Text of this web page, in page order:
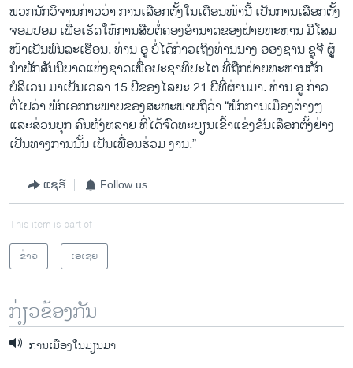
ພວກນັກວິຈານກ່າວວ່າ ການເລືອກຕັ້ງໃນເດືອນໜ້ານີ້ ເປັນການເລືອກຕັ້ງ
ຈອມ​ປອມ ເພື່ອ​ເຮັດ​ໃຫ້ການສືບຕໍ່ຄອງ​ອໍານາດ​ຂອງ​ຝ່າຍທະຫານ ມີໂສມ​
ໜ້າ​ເປັນ​ພົນລະ​ເຮືອນ. ທ່ານ ອູ ບໍ່ໄດ້ກ່າວເຖິງທ່ານນາງ ອອງຊານ ຊູຈີ ຜູູ້
ນໍາພັກສັນນິບາດ​ແຫ່ງ​ຊາດເພື່ອປະຊາທິປະໄຕ ທີ່ຖືກຝ່າຍທະຫານກັກ
ບໍລິເວນ ມາເປັນເວລາ 15 ປີຂອງ​ໄລຍະ 21 ປີທີ່ຜ່ານມາ. ທ່ານ ອູ ກ່າວ
ຕໍ່ໄປວ່າ ພັກ​ເອກ​ກະພາບ​ຂອງ​ສະຫະພາບຖືວ່າ “ພັກການເມືອງຕ່າງໆ
ແລະສ່ວນບຸກ ຄົນທັງຫລາຍ ທີ່​ໄດ້ຈົດທະບຽນ​ເຂົ້າ​ແຂ່ງຂັນ​ເລືອກຕັ້ງຢ່າງ
ເປັນທາງການນັ້ນ ເປັນ​ເພື່ອນຮ່ວມ ງານ.”
ແຊຣ໌ Follow us
This item is part of
ຂ່າວ
ເອເຊຍ
ກ່ຽວຂ້ອງກັນ
ການເມືອງໃນມຽນມາ